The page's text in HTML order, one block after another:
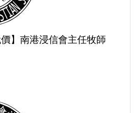
價】南港浸信會主任牧師